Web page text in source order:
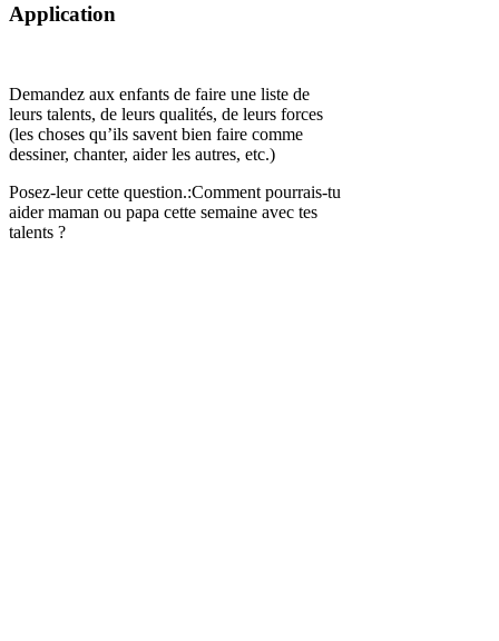
Application
Demandez aux enfants de faire une liste de
leurs talents, de leurs qualités, de leurs forces
(les choses qu’ils savent bien faire comme
dessiner, chanter, aider les autres, etc.)
Posez-leur cette question.:Comment pourrais-tu
aider maman ou papa cette semaine avec tes
talents ?